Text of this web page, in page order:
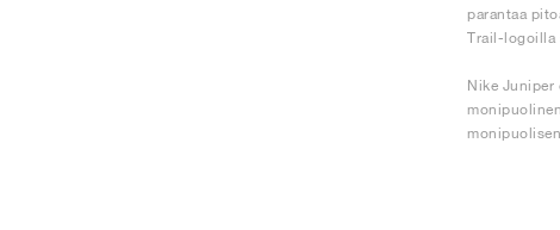
parantaa
Trail-logoilla
Nike Juniper